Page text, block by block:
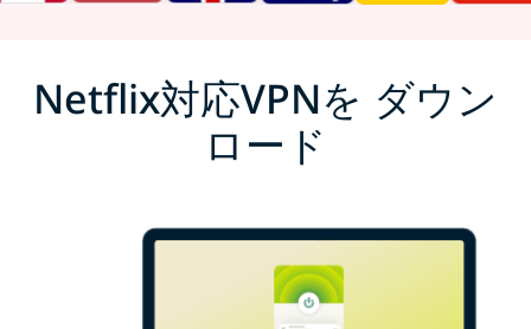
Netflix対応VPNを ダウン
ロード